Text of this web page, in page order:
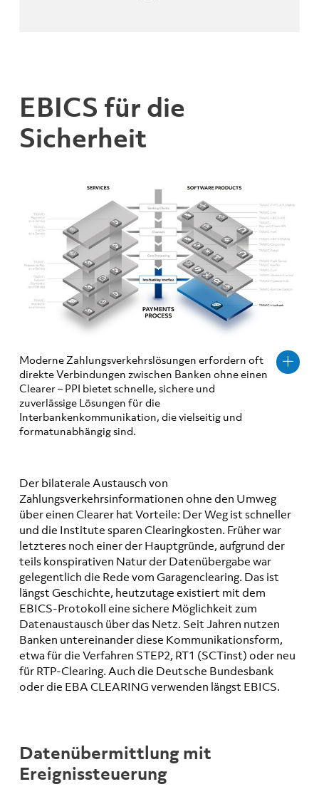
EBICS für die
Sicherheit
Moderne Zahlungsverkehrslösungen erfordern oft
direkte Verbindungen zwischen Banken ohne einen
Clearer – PPI bietet schnelle, sichere und
zuverlässige Lösungen für die
Interbankenkommunikation, die vielseitig und
formatunabhängig sind.
Der bilaterale Austausch von
Zahlungsverkehrsinformationen ohne den Umweg
über einen Clearer hat Vorteile: Der Weg ist schneller
und die Institute sparen Clearingkosten. Früher war
letzteres noch einer der Hauptgründe, aufgrund der
teils konspirativen Natur der Datenübergabe war
gelegentlich die Rede vom Garagenclearing. Das ist
längst Geschichte, heutzutage existiert mit dem
EBICS-Protokoll eine sichere Möglichkeit zum
Datenaustausch über das Netz. Seit Jahren nutzen
Banken untereinander diese Kommunikationsform,
etwa für die Verfahren STEP2, RT1 (SCTinst) oder neu
für RTP-Clearing. Auch die Deutsche Bundesbank
oder die EBA CLEARING verwenden längst EBICS.
Datenübermittlung mit
Ereignissteuerung